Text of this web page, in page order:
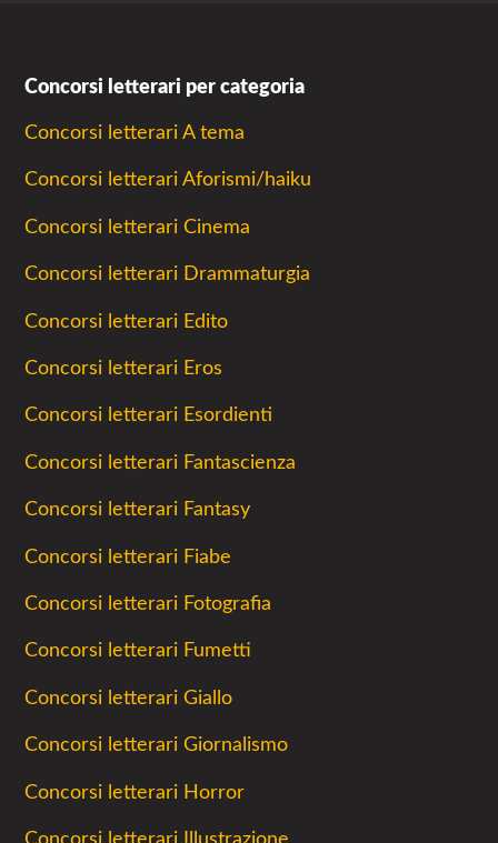
Concorsi letterari per categoria
Concorsi letterari A tema
Concorsi letterari Aforismi/haiku
Concorsi letterari Cinema
Concorsi letterari Drammaturgia
Concorsi letterari Edito
Concorsi letterari Eros
Concorsi letterari Esordienti
Concorsi letterari Fantascienza
Concorsi letterari Fantasy
Concorsi letterari Fiabe
Concorsi letterari Fotografia
Concorsi letterari Fumetti
Concorsi letterari Giallo
Concorsi letterari Giornalismo
Concorsi letterari Horror
Concorsi letterari Illustrazione